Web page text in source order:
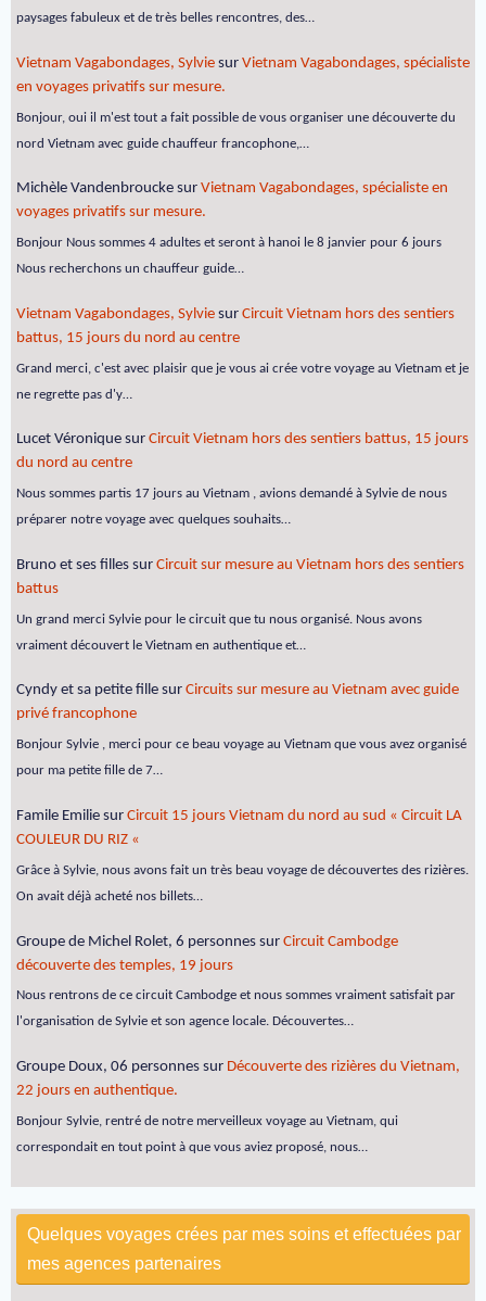
paysages fabuleux et de très belles rencontres, des…
Vietnam Vagabondages, Sylvie sur Vietnam Vagabondages, spécialiste
en voyages privatifs sur mesure.
Bonjour, oui il m'est tout a fait possible de vous organiser une découverte du
nord Vietnam avec guide chauffeur francophone,…
Michèle Vandenbroucke sur Vietnam Vagabondages, spécialiste en
voyages privatifs sur mesure.
Bonjour Nous sommes 4 adultes et seront à hanoi le 8 janvier pour 6 jours
Nous recherchons un chauffeur guide…
Vietnam Vagabondages, Sylvie sur Circuit Vietnam hors des sentiers
battus, 15 jours du nord au centre
Grand merci, c'est avec plaisir que je vous ai crée votre voyage au Vietnam et je
ne regrette pas d'y…
Lucet Véronique sur Circuit Vietnam hors des sentiers battus, 15 jours
du nord au centre
Nous sommes partis 17 jours au Vietnam , avions demandé à Sylvie de nous
préparer notre voyage avec quelques souhaits…
Bruno et ses filles sur Circuit sur mesure au Vietnam hors des sentiers
battus
Un grand merci Sylvie pour le circuit que tu nous organisé. Nous avons
vraiment découvert le Vietnam en authentique et…
Cyndy et sa petite fille sur Circuits sur mesure au Vietnam avec guide
privé francophone
Bonjour Sylvie , merci pour ce beau voyage au Vietnam que vous avez organisé
pour ma petite fille de 7…
Famile Emilie sur Circuit 15 jours Vietnam du nord au sud « Circuit LA
COULEUR DU RIZ «
Grâce à Sylvie, nous avons fait un très beau voyage de découvertes des rizières.
On avait déjà acheté nos billets…
Groupe de Michel Rolet, 6 personnes sur Circuit Cambodge
découverte des temples, 19 jours
Nous rentrons de ce circuit Cambodge et nous sommes vraiment satisfait par
l'organisation de Sylvie et son agence locale. Découvertes…
Groupe Doux, 06 personnes sur Découverte des rizières du Vietnam,
22 jours en authentique.
Bonjour Sylvie, rentré de notre merveilleux voyage au Vietnam, qui
correspondait en tout point à que vous aviez proposé, nous…
Quelques voyages crées par mes soins et effectuées par
mes agences partenaires